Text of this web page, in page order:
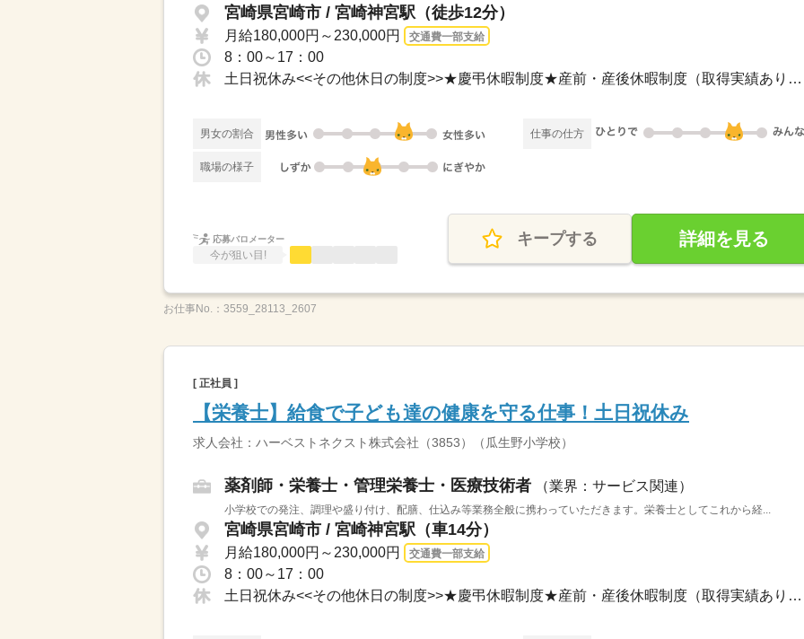
宮崎県宮崎市 / 宮崎神宮駅（徒歩12分）
月給180,000円～230,000円 交通費一部支給
8：00～17：00
土日祝休み<<その他休日の制度>>★慶弔休暇制度★産前・産後休暇制度（取得実績あり）★...
男女の割合 仕事の仕方
職場の様子
応募バロメーター
今が狙い目!
キープする 詳細を見る
お仕事No.： 3559_28113_2607
[ 正社員 ]
【栄養士】給食で子ども達の健康を守る仕事！土日祝休み
求人会社：ハーベストネクスト株式会社（3853）（瓜生野小学校）
薬剤師・栄養士・管理栄養士・医療技術者 （業界：サービス関連）
小学校での発注、調理や盛り付け、配膳、仕込み等業務全般に携わっていただきます。栄養士としてこれから経...
宮崎県宮崎市 / 宮崎神宮駅（車14分）
月給180,000円～230,000円 交通費一部支給
8：00～17：00
土日祝休み<<その他休日の制度>>★慶弔休暇制度★産前・産後休暇制度（取得実績あり）★...